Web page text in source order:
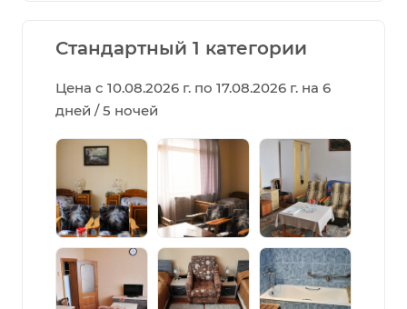
Стандартный 1 категории
Цена с 10.08.2026 г. по 17.08.2026 г. на 6
дней / 5 ночей